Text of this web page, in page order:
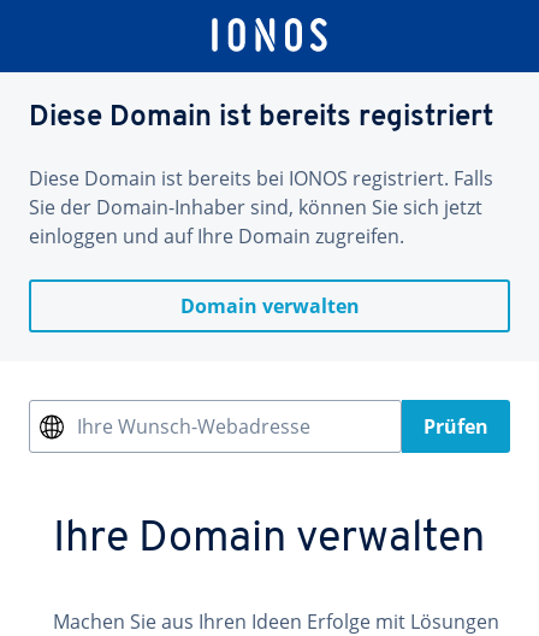
Diese Domain ist bereits registriert
Diese Domain ist bereits bei IONOS registriert. Falls
Sie der Domain-Inhaber sind, können Sie sich jetzt
einloggen und auf Ihre Domain zugreifen.
Domain verwalten
Ihre Wunsch-Webadresse Prüfen
Ihre Domain verwalten
Machen Sie aus Ihren Ideen Erfolge mit Lösungen